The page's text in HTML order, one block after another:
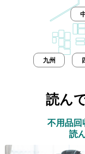
九州
読ん
不用品回
読